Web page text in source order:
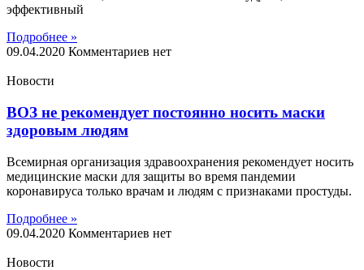
эффективный
Подробнее »
09.04.2020 Комментариев нет
Новости
ВОЗ не рекомендует постоянно носить маски
здоровым людям
Всемирная организация здравоохранения рекомендует носить
медицинские маски для защиты во время пандемии
коронавируса только врачам и людям с признаками простуды.
Подробнее »
09.04.2020 Комментариев нет
Новости